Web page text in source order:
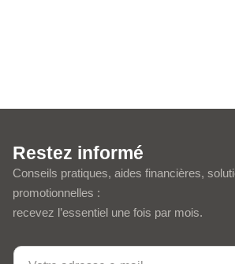
Restez informé
Conseils pratiques, aides financières,
promotionnelles :
recevez l’essentiel une fois par mois.